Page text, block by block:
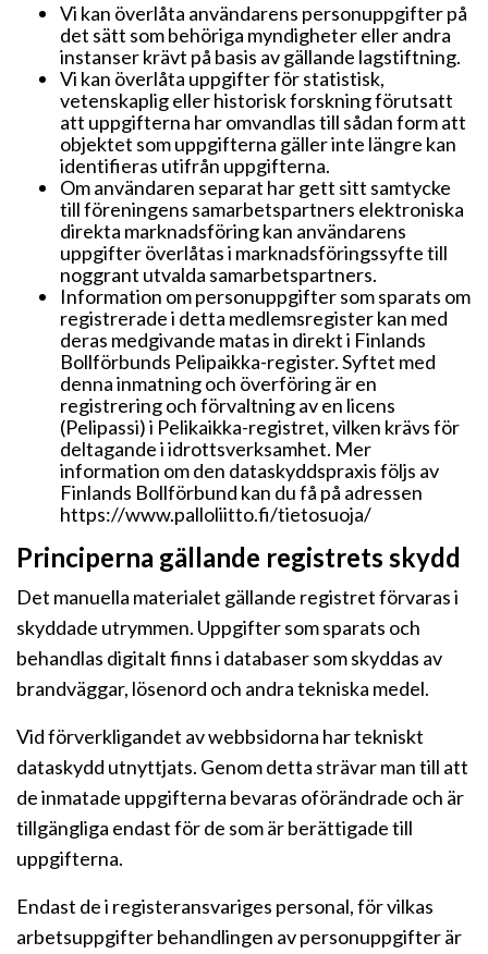
Vi kan överlåta användarens personuppgifter på
det sätt som behöriga myndigheter eller andra
instanser krävt på basis av gällande lagstiftning.
Vi kan överlåta uppgifter för statistisk,
vetenskaplig eller historisk forskning förutsatt
att uppgifterna har omvandlas till sådan form att
objektet som uppgifterna gäller inte längre kan
identifieras utifrån uppgifterna.
Om användaren separat har gett sitt samtycke
till föreningens samarbetspartners elektroniska
direkta marknadsföring kan användarens
uppgifter överlåtas i marknadsföringssyfte till
noggrant utvalda samarbetspartners.
Information om personuppgifter som sparats om
registrerade i detta medlemsregister kan med
deras medgivande matas in direkt i Finlands
Bollförbunds Pelipaikka-register. Syftet med
denna inmatning och överföring är en
registrering och förvaltning av en licens
(Pelipassi) i Pelikaikka-registret, vilken krävs för
deltagande i idrottsverksamhet. Mer
information om den dataskyddspraxis följs av
Finlands Bollförbund kan du få på adressen
https://www.palloliitto.fi/tietosuoja/
Principerna gällande registrets skydd
Det manuella materialet gällande registret förvaras i
skyddade utrymmen. Uppgifter som sparats och
behandlas digitalt finns i databaser som skyddas av
brandväggar, lösenord och andra tekniska medel.
Vid förverkligandet av webbsidorna har tekniskt
dataskydd utnyttjats. Genom detta strävar man till att
de inmatade uppgifterna bevaras oförändrade och är
tillgängliga endast för de som är berättigade till
uppgifterna.
Endast de i registeransvariges personal, för vilkas
arbetsuppgifter behandlingen av personuppgifter är